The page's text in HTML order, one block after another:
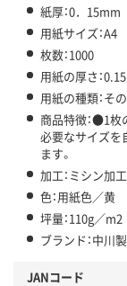
紙厚：0．15mm
用紙サイズ：A4
枚数：1000
用紙の厚さ：
用紙の種類：そ
商品特徴：●1枚
必要なサイズを
ます。
加工：ミシン加
色：用紙色／黄
坪量：110g／m2
ブランド：中川
JANコード